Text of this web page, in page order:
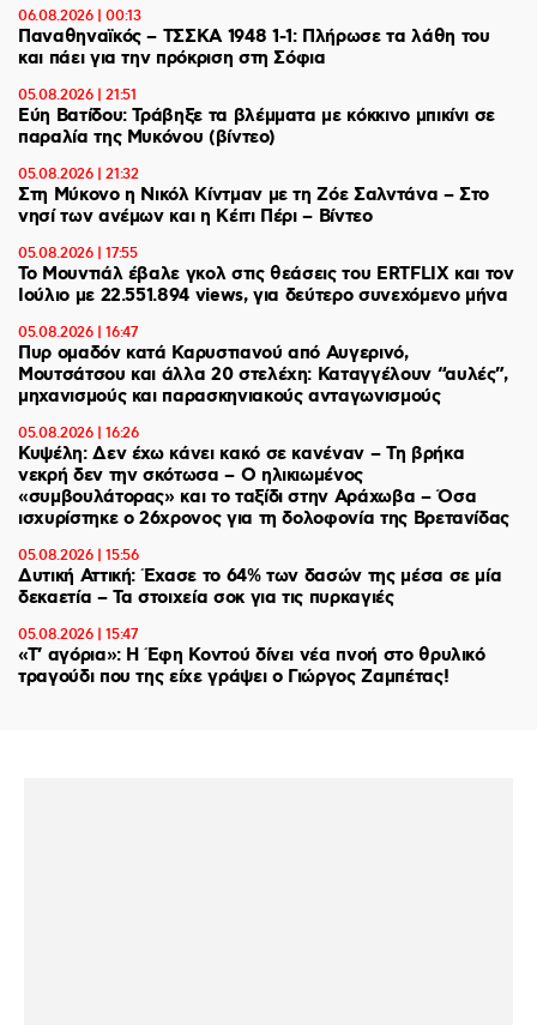
06.08.2026 | 00:13
Παναθηναϊκός – ΤΣΣΚΑ 1948 1-1: Πλήρωσε τα λάθη του
και πάει για την πρόκριση στη Σόφια
05.08.2026 | 21:51
Εύη Βατίδου: Τράβηξε τα βλέμματα με κόκκινο μπικίνι σε
παραλία της Μυκόνου (βίντεο)
05.08.2026 | 21:32
Στη Μύκονο η Νικόλ Κίντμαν με τη Ζόε Σαλντάνα – Στο
νησί των ανέμων και η Κέιτι Πέρι – Βίντεο
05.08.2026 | 17:55
Το Μουντιάλ έβαλε γκολ στις θεάσεις του ERTFLIX και τον
Ιούλιο με 22.551.894 views, για δεύτερο συνεχόμενο μήνα
05.08.2026 | 16:47
Πυρ ομαδόν κατά Καρυστιανού από Αυγερινό,
Μουτσάτσου και άλλα 20 στελέχη: Καταγγέλουν “αυλές”,
μηχανισμούς και παρασκηνιακούς ανταγωνισμούς
05.08.2026 | 16:26
Κυψέλη: Δεν έχω κάνει κακό σε κανέναν – Τη βρήκα
νεκρή δεν την σκότωσα – Ο ηλικιωμένος
«συμβουλάτορας» και το ταξίδι στην Αράχωβα – Όσα
ισχυρίστηκε ο 26χρονος για τη δολοφονία της Βρετανίδας
05.08.2026 | 15:56
Δυτική Αττική: Έχασε το 64% των δασών της μέσα σε μία
δεκαετία – Τα στοιχεία σοκ για τις πυρκαγιές
05.08.2026 | 15:47
«Τ’ αγόρια»: Η Έφη Κοντού δίνει νέα πνοή στο θρυλικό
τραγούδι που της είχε γράψει ο Γιώργος Ζαμπέτας!